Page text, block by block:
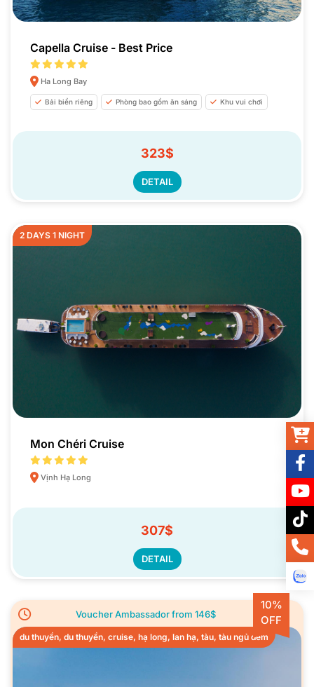
Capella Cruise - Best Price
Ha Long Bay
Bải biển riêng Phòng bao gồm ăn sáng Khu vui chơi
323$
DETAIL
2 DAYS 1 NIGHT
Mon Chéri Cruise
Vịnh Hạ Long
307$
DETAIL
Voucher Ambassador from 146$
10%
OFF
du thuyền, du thuyền, cruise, hạ long, lan hạ, tàu, tàu ngủ đêm